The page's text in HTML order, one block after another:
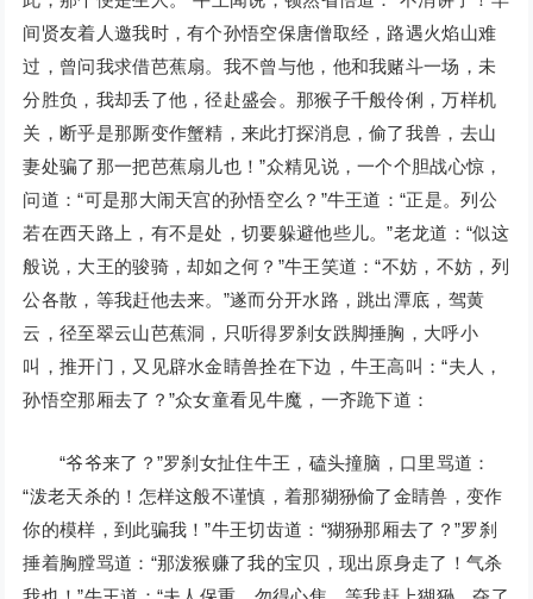
间贤友着人邀我时，有个孙悟空保唐僧取经，路遇火焰山难
过，曾问我求借芭蕉扇。我不曾与他，他和我赌斗一场，未
分胜负，我却丢了他，径赴盛会。那猴子千般伶俐，万样机
关，断乎是那厮变作蟹精，来此打探消息，偷了我兽，去山
妻处骗了那一把芭蕉扇儿也！”众精见说，一个个胆战心惊，
问道：“可是那大闹天宫的孙悟空么？”牛王道：“正是。列公
若在西天路上，有不是处，切要躲避他些儿。”老龙道：“似这
般说，大王的骏骑，却如之何？”牛王笑道：“不妨，不妨，列
公各散，等我赶他去来。”遂而分开水路，跳出潭底，驾黄
云，径至翠云山芭蕉洞，只听得罗刹女跌脚捶胸，大呼小
叫，推开门，又见辟水金睛兽拴在下边，牛王高叫：“夫人，
孙悟空那厢去了？”众女童看见牛魔，一齐跪下道：
“爷爷来了？”罗刹女扯住牛王，磕头撞脑，口里骂道：
“泼老天杀的！怎样这般不谨慎，着那猢狲偷了金睛兽，变作
你的模样，到此骗我！”牛王切齿道：“猢狲那厢去了？”罗刹
捶着胸膛骂道：“那泼猴赚了我的宝贝，现出原身走了！气杀